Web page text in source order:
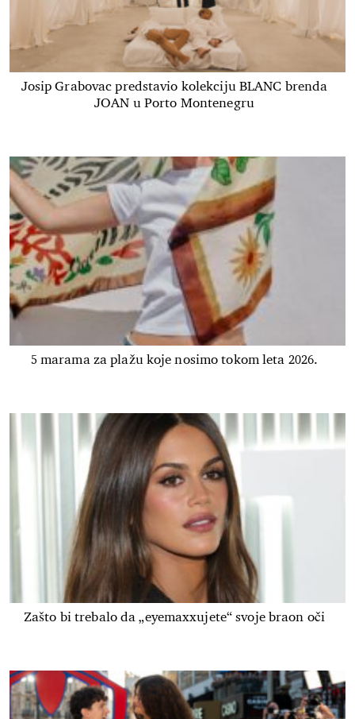
Josip Grabovac predstavio kolekciju BLANC brenda
JOAN u Porto Montenegru
5 marama za plažu koje nosimo tokom leta 2026.
Zašto bi trebalo da „eyemaxxujete“ svoje braon oči